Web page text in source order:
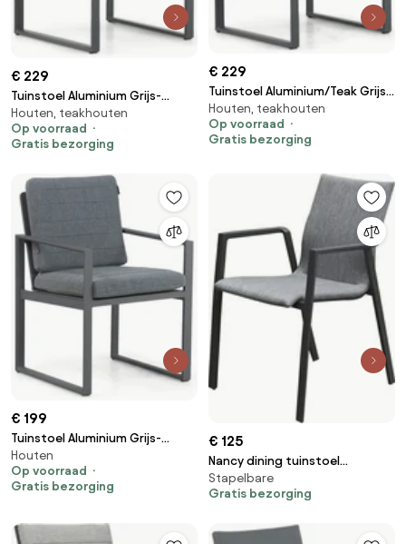
€ 229
Tuinstoel Aluminium Grijs-
antraciet Lifestyle Garden
Furniture Faro
Houten, teakhouten
Op voorraad
Gratis bezorging
€ 229
Tuinstoel Aluminium/Teak Grijs-
antraciet Lifestyle Garden
Furniture Faro
Houten, teakhouten
Op voorraad
Gratis bezorging
€ 199
Tuinstoel Aluminium Grijs-
antraciet Lifestyle Garden
Furniture Nuno
Houten
Op voorraad
Gratis bezorging
€ 125
Nancy dining tuinstoel
stapelbaar antraciet aluminium
textileen
Stapelbare
Gratis bezorging